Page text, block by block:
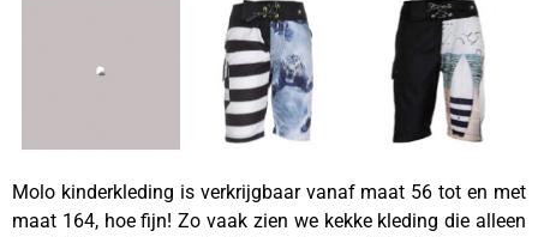
Molo kinderkleding is verkrijgbaar vanaf maat 56 tot en met
maat 164, hoe fijn! Zo vaak zien we kekke kleding die alleen